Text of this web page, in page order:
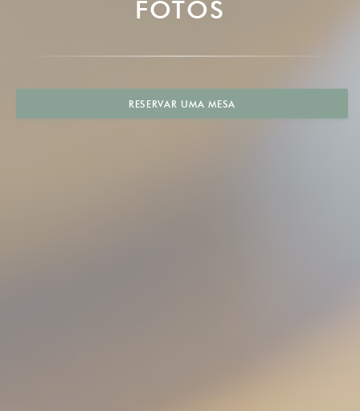
FOTOS
RESERVAR UMA MESA